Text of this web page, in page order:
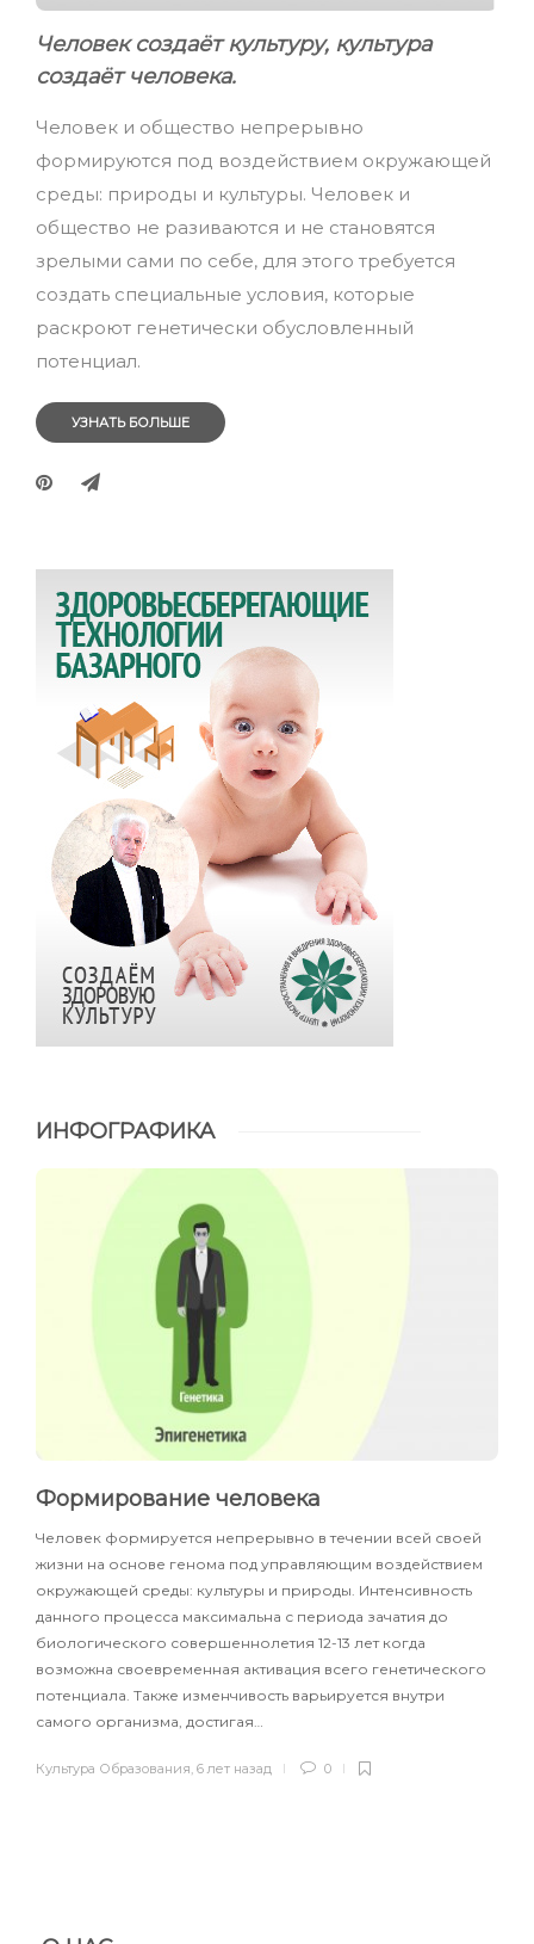
Человек создаёт культуру, культура
создаёт человека.
Человек и общество непрерывно
формируются под воздействием окружающей
среды: природы и культуры. Человек и
общество не разиваются и не становятся
зрелыми сами по себе, для этого требуется
создать специальные условия, которые
раскроют генетически обусловленный
потенциал.
УЗНАТЬ БОЛЬШЕ
ИНФОГРАФИКА
Формирование человека
Человек формируется непрерывно в течении всей своей
жизни на основе генома под управляющим воздействием
окружающей среды: культуры и природы. Интенсивность
данного процесса максимальна с периода зачатия до
биологического совершеннолетия 12-13 лет когда
возможна своевременная активация всего генетического
потенциала. Также изменчивость варьируется внутри
самого организма, достигая…
Культура Образования, 6 лет назад 0